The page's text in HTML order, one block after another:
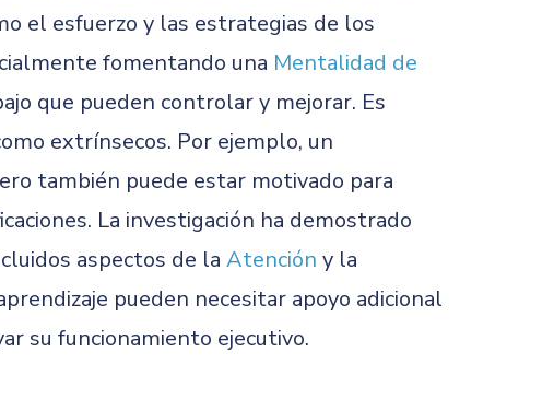
el esfuerzo y las estrategias de los
fomentando una Mentalidad de
que pueden controlar y mejorar. Es
extrínsecos. Por ejemplo, un
también puede estar motivado para
La investigación ha demostrado
aspectos de la Atención y la
pueden necesitar apoyo adicional
su funcionamiento ejecutivo.